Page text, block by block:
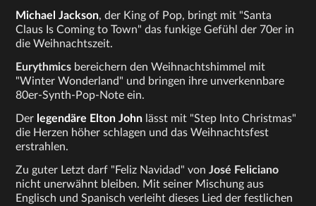
Michael Jackson, der King of Pop, bringt mit "Santa
Claus Is Coming to Town" das funkige Gefühl der 70er in
die Weihnachtszeit.
Eurythmics bereichern den Weihnachtshimmel mit
"Winter Wonderland" und bringen ihre unverkennbare
80er-Synth-Pop-Note ein.
Der legendäre Elton John lässt mit "Step Into Christmas"
die Herzen höher schlagen und das Weihnachtsfest
erstrahlen.
Zu guter Letzt darf "Feliz Navidad" vonJosé Feliciano
nicht unerwähnt bleiben. Mit seiner Mischung aus
Englisch und Spanisch verleiht dieses Lied der festlichen